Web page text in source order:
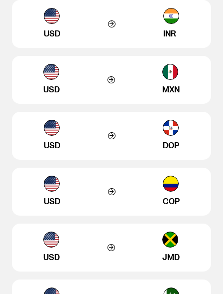
USD INR
USD MXN
USD DOP
USD COP
USD JMD